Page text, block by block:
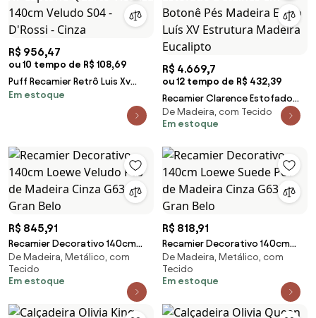
R$ 956,47
ou 10 tempo de R$ 108,69
Puff Recamier Retrô Luis Xv
Captonê Quarto Vicenza
140cm Veludo S04 - D'Rossi -
Em estoque
R$ 4.669,7
ou 12 tempo de R$ 432,39
Recamier Clarence Estofado
Detalhes em Botonê Pés
Madeira Estilo Luís XV Estrutura
De Madeira, com Tecido
Em estoque
R$ 845,91
Recamier Decorativo 140cm
Loewe Veludo Pés de Madeira
Cinza G63 - Gran Belo
De Madeira, Metálico, com
Tecido
Em estoque
R$ 818,91
Recamier Decorativo 140cm
Loewe Suede Pés de Madeira
Cinza G63 - Gran Belo
De Madeira, Metálico, com
Tecido
Em estoque